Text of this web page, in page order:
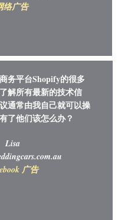
络​广告
务平台Shopify的很多
解所有最新的技术信
通常由我自己就可以操
了他们该怎么办？
Lisa
广告